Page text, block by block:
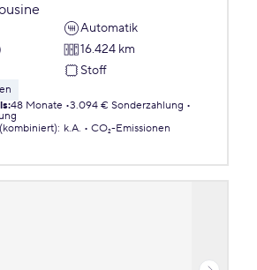
Automatik
16.424 km
Stoff
:48 Monate 3.094 € Sonderzahlung
: k.A.
CO₂-Emissionen